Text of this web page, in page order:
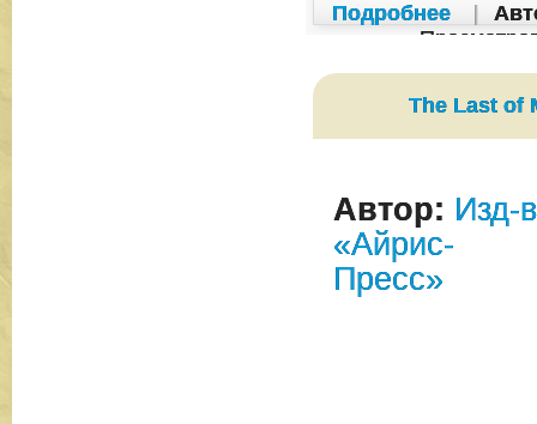
Подробнее
The Last of
Автор: Изд-
«Айрис-
Пресс»